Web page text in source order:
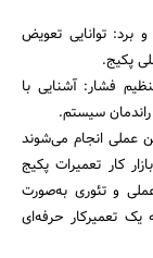
تعویض قطعات مصرفی مانند پمپ، فلوسوئیچ، NTC و برد: توانایی تعویض
پکیج.
فشار: آشنایی با
سیستم.
عملی انجام می‌شوند
کار تعمیرات پکیج
و تئوری به‌صورت
یک تعمیرکار حرفه‌ای